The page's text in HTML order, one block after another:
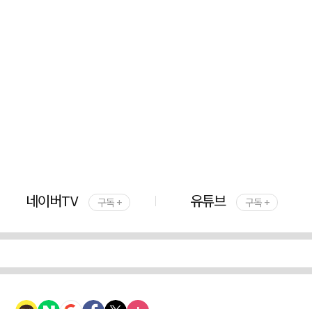
네이버TV 구독 + 유튜브 구독 +